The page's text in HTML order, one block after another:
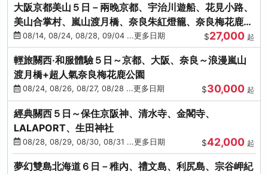
大阪京都美山５日－兩晚京都、宇治川遊船、花見小路、
美山合掌村、嵐山渡月橋、奈良朱紅燈籠、奈良梅花鹿、
流水瀑布電扶梯
08/14, 08/24, 08/28, 09/04 ...更多日期 $27,000 起
輕旅關西‧和服體驗５日～京都、大阪、奈良～浪漫嵐山
渡月橋+超人氣奈良梅花鹿公園
08/24, 08/26, 08/27, 08/28 ...更多日期 $30,000 起
經典關西５日～保住京阪神、清水寺、金閣寺、
LALAPORT、生田神社
08/28, 08/29, 08/30, 08/31 ...更多日期 $42,000 起
夢幻雙島北海道６日－稚內、禮文島、利尻島、宗谷岬紀